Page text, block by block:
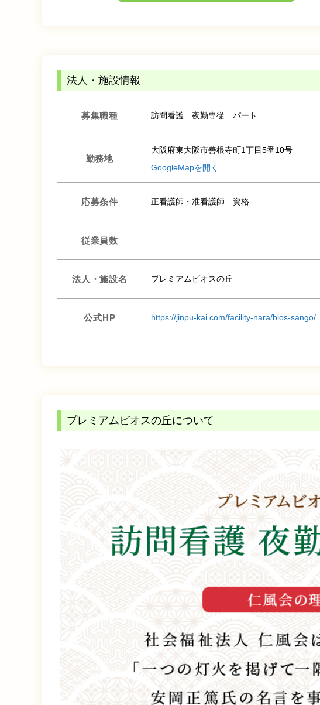
法人・施設情報
募集職種 訪問看護 夜勤専従 パート
勤務地
大阪府東大阪市善根寺町1丁目5番10号
GoogleMapを開く
応募条件 正看護師・准看護師 資格
従業員数 –
法人・施設名 プレミアムビオスの丘
公式HP https://jinpu-kai.com/facility-nara/bios-sango/
プレミアムビオスの丘について